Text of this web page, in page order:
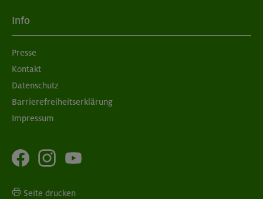
Info
Presse
Kontakt
Datenschutz
Barrierefreiheitserklärung
Impressum
Seite drucken